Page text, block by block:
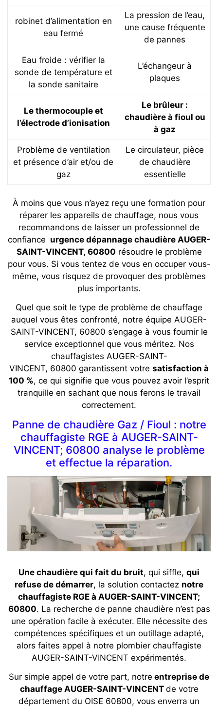
robinet d’alimentation en
eau fermé
La pression de l’eau,
une cause fréquente
de pannes
Eau froide : vérifier la
sonde de température et
la sonde sanitaire
L’échangeur à
plaques
Le thermocouple et
l’électrode d’ionisation
Le brûleur :
chaudière à fioul ou
à gaz
Problème de ventilation
et présence d’air et/ou de
gaz
Le circulateur, pièce
de chaudière
essentielle
À moins que vous n’ayez reçu une formation pour
réparer les appareils de chauffage, nous vous
recommandons de laisser un professionnel de
confiance urgence dépannage chaudière AUGER-
SAINT-VINCENT, 60800 résoudre le problème
pour vous. Si vous tentez de vous en occuper vous-
même, vous risquez de provoquer des problèmes
plus importants.
Quel que soit le type de problème de chauffage
auquel vous êtes confronté, notre équipe AUGER-
SAINT-VINCENT, 60800 s’engage à vous fournir le
service exceptionnel que vous méritez. Nos
chauffagistes AUGER-SAINT-
VINCENT, 60800 garantissent votre satisfaction à
100 %, ce qui signifie que vous pouvez avoir l’esprit
tranquille en sachant que nous ferons le travail
correctement.
Panne de chaudière Gaz / Fioul : notre
chauffagiste RGE à AUGER-SAINT-
VINCENT; 60800 analyse le problème
et effectue la réparation.
Une chaudière qui fait du bruit, qui siffle, qui
refuse de démarrer, la solution contactez notre
chauffagiste RGE à AUGER-SAINT-VINCENT;
60800. La recherche de panne chaudière n’est pas
une opération facile à exécuter. Elle nécessite des
compétences spécifiques et un outillage adapté,
alors faites appel à notre plombier chauffagiste
AUGER-SAINT-VINCENT expérimentés.
Sur simple appel de votre part, notre entreprise de
chauffage AUGER-SAINT-VINCENT de votre
département du OISE 60800, vous enverra un